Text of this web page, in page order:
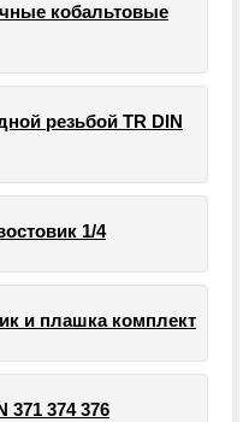
кобальтовые
резьбой TR DIN
1/4
и плашка комплект
374 376